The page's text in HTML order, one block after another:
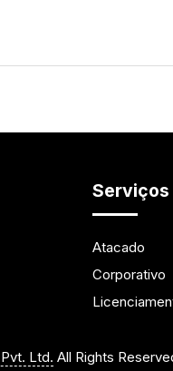
Serviços
Atacado
Corporativo
Ltd. All Rights